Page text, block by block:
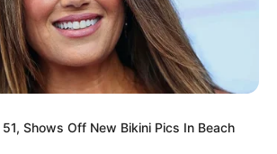
Shows Off New Bikini Pics In Beach